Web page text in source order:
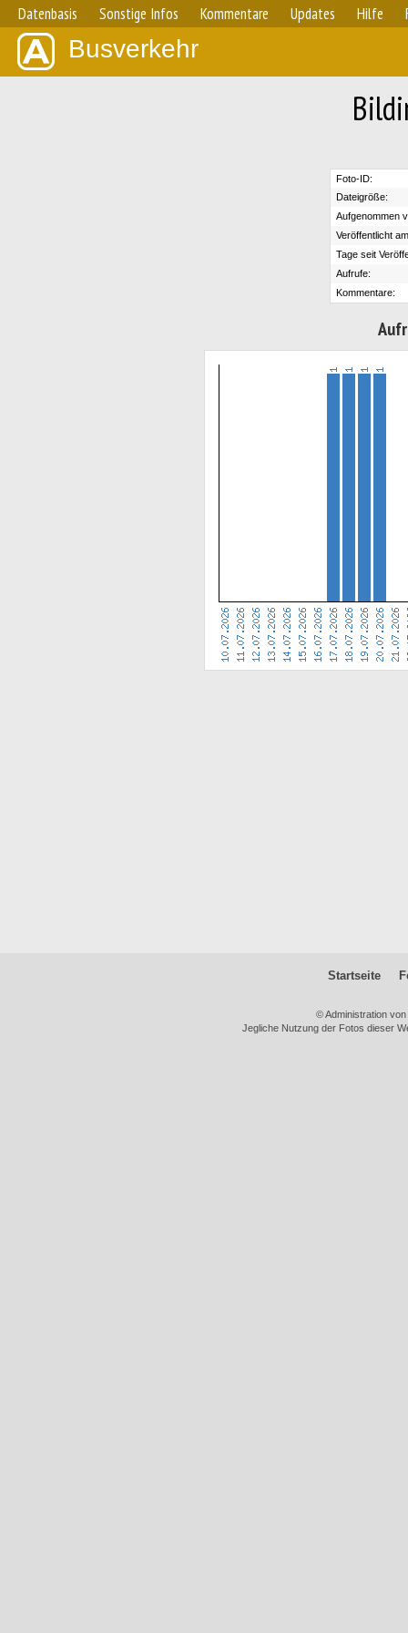
Datenbasis Sonstige Infos Kommentare Updates Hilfe
Busverkehr
Foto-ID:
Dateigröße:
Aufgenommen
Veröffentlicht
Tage seit
Aufrufe:
Kommentare:
Startseite
© Administration
Jegliche Nutzung der Fotos dieser